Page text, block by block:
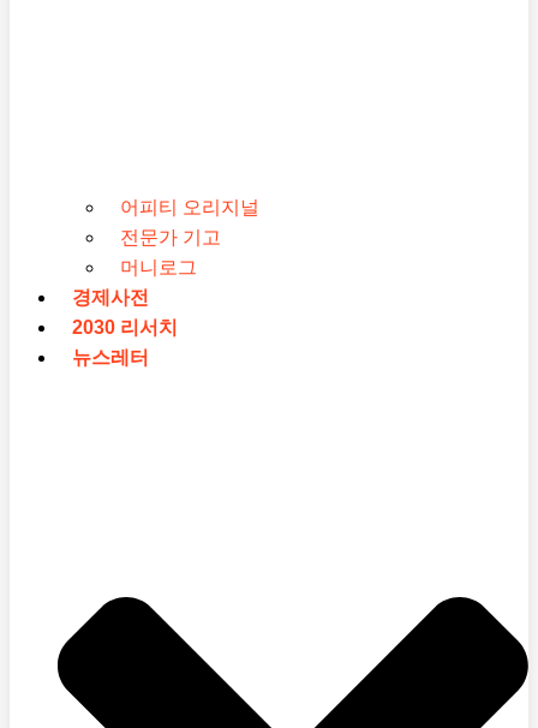
어피티 오리지널
전문가 기고
머니로그
경제사전
2030 리서치
뉴스레터